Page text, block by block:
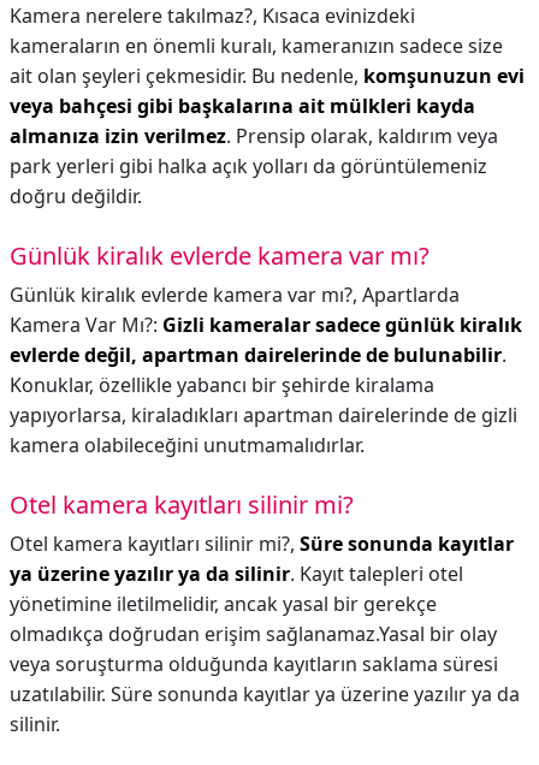
Kamera nerelere takılmaz?, Kısaca evinizdeki
kameraların en önemli kuralı, kameranızın sadece size
ait olan şeyleri çekmesidir. Bu nedenle, komşunuzun evi
veya bahçesi gibi başkalarına ait mülkleri kayda
almanıza izin verilmez. Prensip olarak, kaldırım veya
park yerleri gibi halka açık yolları da görüntülemeniz
doğru değildir.
Günlük kiralık evlerde kamera var mı?
Günlük kiralık evlerde kamera var mı?, Apartlarda
Kamera Var Mı?: Gizli kameralar sadece günlük kiralık
evlerde değil, apartman dairelerinde de bulunabilir.
Konuklar, özellikle yabancı bir şehirde kiralama
yapıyorlarsa, kiraladıkları apartman dairelerinde de gizli
kamera olabileceğini unutmamalıdırlar.
Otel kamera kayıtları silinir mi?
Otel kamera kayıtları silinir mi?, Süre sonunda kayıtlar
ya üzerine yazılır ya da silinir. Kayıt talepleri otel
yönetimine iletilmelidir, ancak yasal bir gerekçe
olmadıkça doğrudan erişim sağlanamaz.Yasal bir olay
veya soruşturma olduğunda kayıtların saklama süresi
uzatılabilir. Süre sonunda kayıtlar ya üzerine yazılır ya da
silinir.